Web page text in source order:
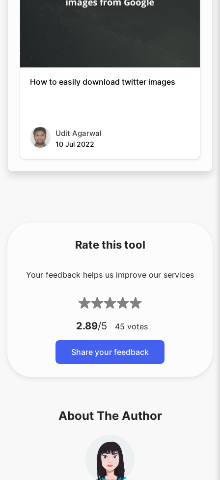
How to easily download twitter images
Udit Agarwal
10 Jul 2022
Rate this tool
Your feedback helps us improve our services
2.89/5 45 votes
Share your feedback
About The Author